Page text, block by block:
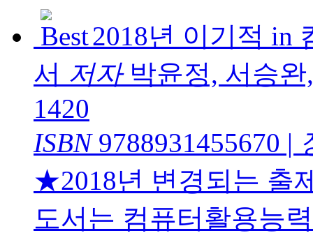
2018년 이기적 in
서 저자박윤정, 서승완
1420
ISBN9788931455670 |
★2018년 변경되는 출
도서는 컴퓨터활용능